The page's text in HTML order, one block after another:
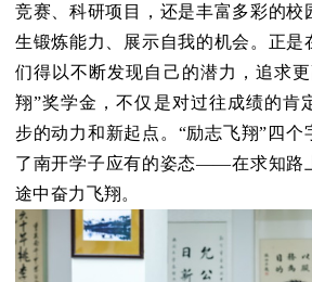
竞赛、科研项目，还是丰富多彩的校
生锻炼能力、展示自我的机会。正是
们得以不断发现自己的潜力，追求
翔”奖学金，不仅是对过往成绩的肯
步的动力和新起点。“励志飞翔”四个
了南开学子应有的姿态——在求知路
途中奋力飞翔。